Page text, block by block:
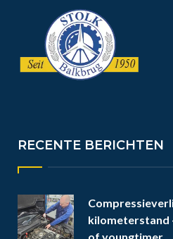
RECENTE BERICHTEN
kilometerstand